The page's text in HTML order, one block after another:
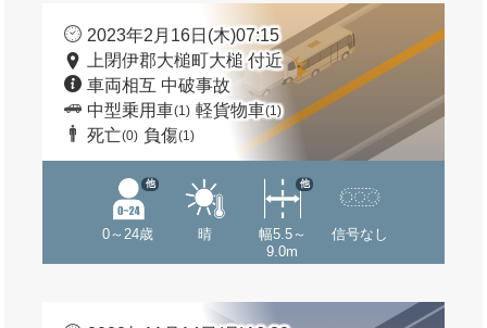
2023年2月16日(木)07:15
上閉伊郡大槌町大槌 付近
車両相互 中破事故
中型乗用車(1) 軽貨物車(1)
死亡(0) 負傷(1)
0～24歳
他
晴
幅5.5～
9.0m
他
信号なし